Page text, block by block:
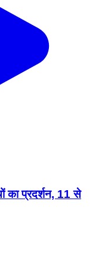
का प्रदर्शन, 11 से